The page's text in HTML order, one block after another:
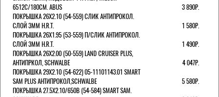
6512C/180СМ. ABUS
3 890Р.
ПОКРЫШКА 26X2.10 (54-559) СЛИК АНТИПРОКОЛ.
СЛОЙ 3ММ H.R.T.
1 580Р.
ПОКРЫШКА 26X1.95 (53-559) П/СЛИК АНТИПРОКОЛ.
СЛОЙ 3ММ H.R.T.
1 490Р.
ПОКРЫШКА 26X2.00 (50-559) LAND CRUISER PLUS,
АНТИПРКОЛ, SCHWALBE
4 047Р.
ПОКРЫШКА 29X2.10 (54-622) 05-11101143.01 SMART
SAM PLUS АНТИПРОКОЛ,SCHWALBE
5 580Р.
ПОКРЫШКА 27.5X2.10/650B (54-584) SMART SAM.